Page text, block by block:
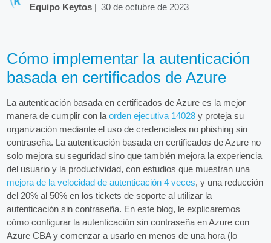
Equipo Keytos| 30 de octubre de 2023
Cómo implementar la autenticación
basada en certificados de Azure
La autenticación basada en certificados de Azure es la mejor
manera de cumplir con laorden ejecutiva 14028 y proteja su
organización mediante el uso de credenciales no phishing sin
contraseña. La autenticación basada en certificados de Azure no
solo mejora su seguridad sino que también mejora la experiencia
del usuario y la productividad, con estudios que muestran una
mejora de la velocidad de autenticación 4 veces, y una reducción
del 20% al 50% en los tickets de soporte al utilizar la
autenticación sin contraseña. En este blog, le explicaremos
cómo configurar la autenticación sin contraseña en Azure con
Azure CBA y comenzar a usarlo en menos de una hora (lo